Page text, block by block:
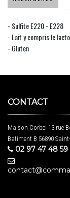
- Sulfite E220 - E228
- Lait y compris le
- Gluten
CONTACT
Maison Corbel 13 rue
Batiment B 56890
02 97 47 48 59